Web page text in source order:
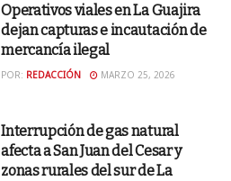
Operativos viales en La Guajira
dejan capturas e incautación de
mercancía ilegal
POR: REDACCIÓN MARZO 25, 2026
Interrupción de gas natural
afecta a San Juan del Cesar y
zonas rurales del sur de La